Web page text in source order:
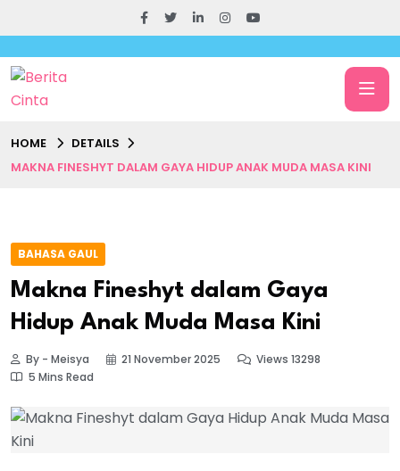
HOME
DETAILS
MAKNA FINESHYT DALAM GAYA HIDUP ANAK MUDA MASA KINI
BAHASA GAUL
Makna Fineshyt dalam Gaya
Hidup Anak Muda Masa Kini
By - Meisya 21 November 2025
Views 13298
5 Mins Read